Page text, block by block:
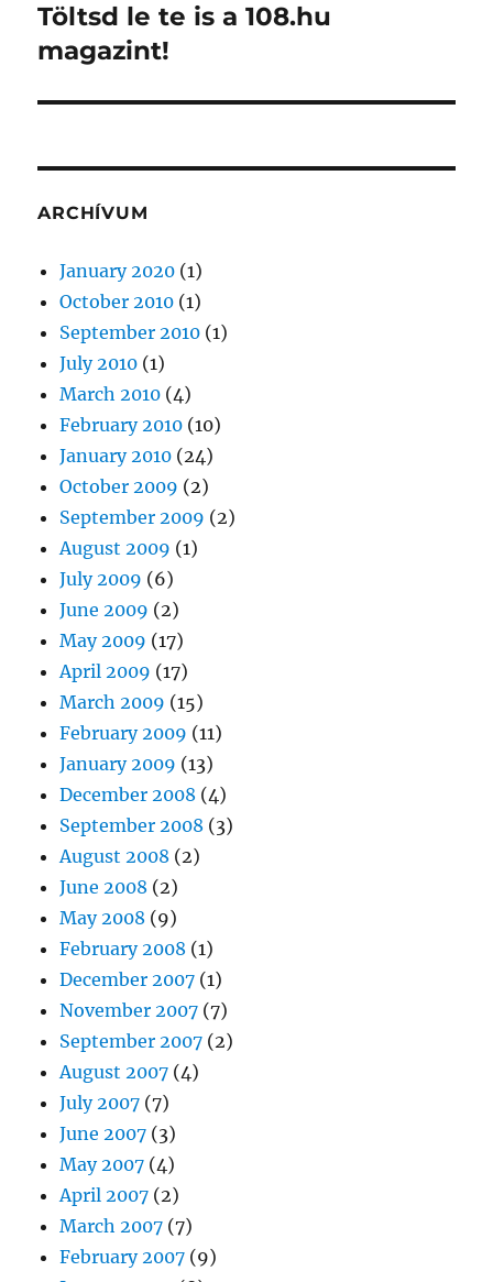
Next
post:
Töltsd le te is a 108.hu
magazint!
ARCHÍVUM
January 2020 (1)
October 2010 (1)
September 2010 (1)
July 2010 (1)
March 2010 (4)
February 2010 (10)
January 2010 (24)
October 2009 (2)
September 2009 (2)
August 2009 (1)
July 2009 (6)
June 2009 (2)
May 2009 (17)
April 2009 (17)
March 2009 (15)
February 2009 (11)
January 2009 (13)
December 2008 (4)
September 2008 (3)
August 2008 (2)
June 2008 (2)
May 2008 (9)
February 2008 (1)
December 2007 (1)
November 2007 (7)
September 2007 (2)
August 2007 (4)
July 2007 (7)
June 2007 (3)
May 2007 (4)
April 2007 (2)
March 2007 (7)
February 2007 (9)